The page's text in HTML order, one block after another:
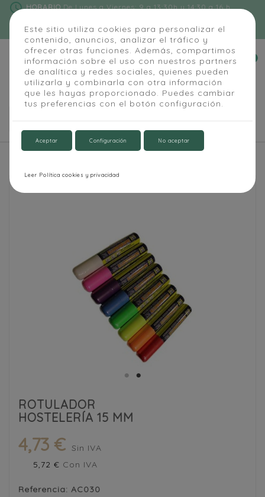
Este sitio utiliza cookies para personalizar el
contenido, anuncios, analizar el tráfico y
ofrecer otras funciones. Además, compartimos
información sobre el uso con nuestros partners
de analítica y redes sociales, quienes pueden
utilizarla y combinarla con otra información
que les hayas proporcionado. Puedes cambiar
tus preferencias con el botón configuración.
Aceptar Configuración No aceptar
Leer Política cookies y privacidad
schedule HORARIODe Lunes a Viernes: 9 a 13:30h y 14:30 a 16 h
phone


ROTULADOR
HOSTELERÍA 15 MM
4,73 € Sin IVA
5,72 € Con IVA
Referencia: AC030